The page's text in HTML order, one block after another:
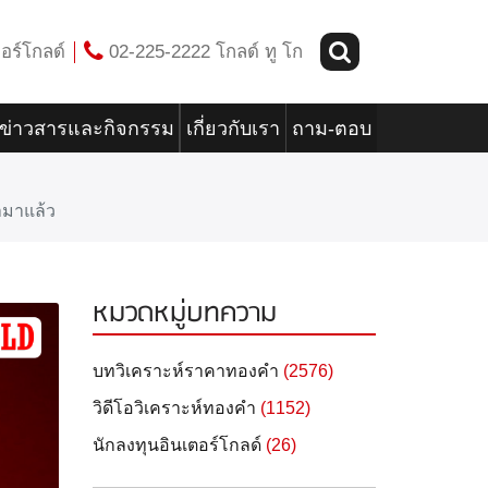
ร์โกลด์ 02-225-2222 โกลด์ ทู โก
าวสารและกิจกรรม เกี่ยวกับเรา ถาม-ตอบ
าแล้ว
หมวดหมู่บทความ
บทวิเคราะห์ราคาทองคำ (2576)
วิดีโอวิเคราะห์ทองคำ (1152)
นักลงทุนอินเตอร์โกลด์ (26)